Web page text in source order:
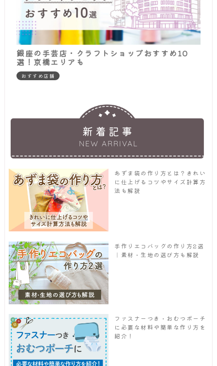
銀座の手芸店・クラフトショップおすすめ10
選！京橋エリアも
おすすめ店舗
新着記事
NEW ARRIVAL
あずま袋の作り方とは？きれい
に仕上げるコツやサイズ計算方
法も解説
手作りエコバッグの作り方2選
｜素材・生地の選び方も解説
ファスナーつき・おむつポーチ
に必要な材料や簡単な作り方を
紹介！